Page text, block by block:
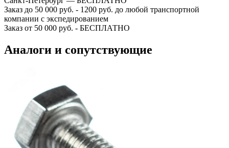
Заказ до 50 000 руб. - 1200 руб. до любой транспортной
компании с экспедированием
Заказ от 50 000 руб. - БЕСПЛАТНО
Аналоги и сопутствующие